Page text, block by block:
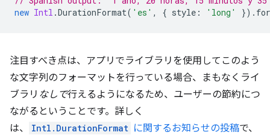
new Intl .DurationFormat( 'es' , { style : 'long' }).
注目すべき点は、アプリでライブラリを使用してこのよう
な文字列のフォーマットを行っている場合、まもなくライ
ブラリ なしで行えるようになるため、ユーザーの節約につ
ながるということです。詳しく
は、
Intl.DurationFormat に関するお知らせの投稿で、